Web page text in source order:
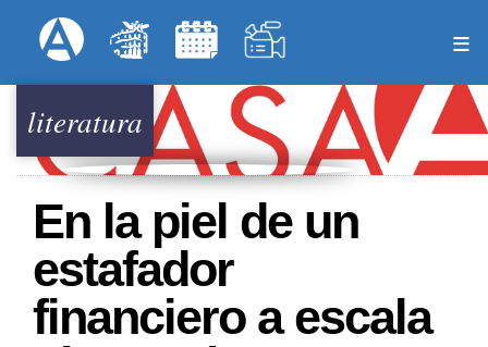
al
principal
Menú Superior
literatura
En la piel de un
estafador
financiero a escala